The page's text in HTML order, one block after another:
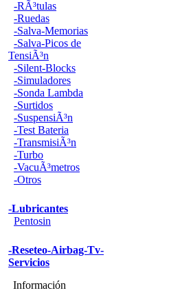
-RÃ³tulas
-Ruedas
-Salva-Memorias
-Salva-Picos de
TensiÃ³n
-Silent-Blocks
-Simuladores
-Sonda Lambda
-Surtidos
-SuspensiÃ³n
-Test Bateria
-TransmisiÃ³n
-Turbo
-VacuÃ³metros
-Otros
-Lubricantes
Pentosin
-Reseteo-Airbag-Tv-
Servicios
Información